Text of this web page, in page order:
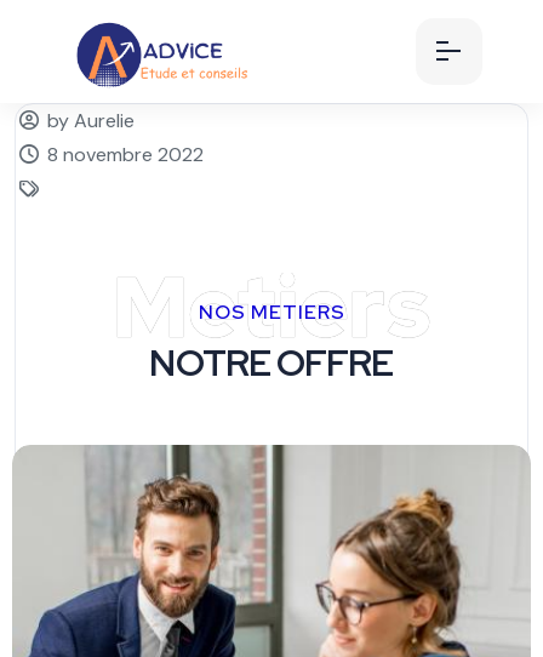
by Aurelie
8 novembre 2022
NOS METIERS
NOTRE OFFRE
Metiers